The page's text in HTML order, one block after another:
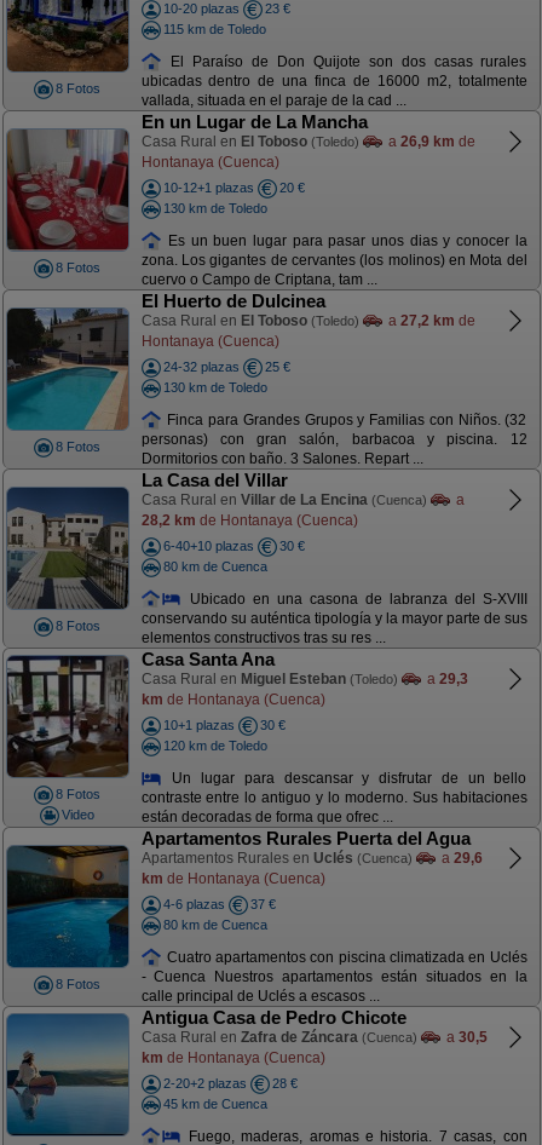
8 Fotos
10-20 plazas
23 €
115 km de Toledo
El Paraíso de Don Quijote son dos casas rurales
ubicadas dentro de una finca de 16000 m2, totalmente
vallada, situada en el paraje de la cad ...
8 Fotos
En un Lugar de La Mancha
Casa Rural en El Toboso (Toledo) a 26,9 km de
Hontanaya (Cuenca)
10-12+1 plazas
20 €
130 km de Toledo
Es un buen lugar para pasar unos dias y conocer la
zona. Los gigantes de cervantes (los molinos) en Mota del
cuervo o Campo de Criptana, tam ...
8 Fotos
El Huerto de Dulcinea
Casa Rural en El Toboso (Toledo) a 27,2 km de
Hontanaya (Cuenca)
24-32 plazas
25 €
130 km de Toledo
Finca para Grandes Grupos y Familias con Niños. (32
personas) con gran salón, barbacoa y piscina. 12
Dormitorios con baño. 3 Salones. Repart ...
8 Fotos
La Casa del Villar
Casa Rural en Villar de La Encina (Cuenca)
a
28,2 km de Hontanaya (Cuenca)
6-40+10 plazas
30 €
80 km de Cuenca
Ubicado en una casona de labranza del S-XVIII
conservando su auténtica tipología y la mayor parte de sus
elementos constructivos tras su res ...
8 Fotos
Video
Casa Santa Ana
Casa Rural en Miguel Esteban (Toledo) a 29,3
km de Hontanaya (Cuenca)
10+1 plazas
30 €
120 km de Toledo
Un lugar para descansar y disfrutar de un bello
contraste entre lo antiguo y lo moderno. Sus habitaciones
están decoradas de forma que ofrec ...
8 Fotos
Apartamentos Rurales Puerta del Agua
Apartamentos Rurales en Uclés (Cuenca) a 29,6
km de Hontanaya (Cuenca)
4-6 plazas
37 €
80 km de Cuenca
Cuatro apartamentos con piscina climatizada en Uclés
- Cuenca Nuestros apartamentos están situados en la
calle principal de Uclés a escasos ...
Antigua Casa de Pedro Chicote
Casa Rural en Zafra de Záncara (Cuenca) a 30,5
km de Hontanaya (Cuenca)
2-20+2 plazas
28 €
45 km de Cuenca
Fuego, maderas, aromas e historia. 7 casas, con